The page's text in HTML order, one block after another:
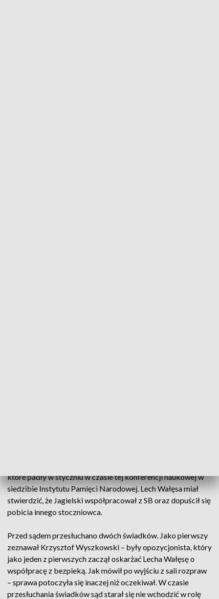
które padły w styczniu w czasie tej konferencji naukowej w
siedzibie Instytutu Pamięci Narodowej. Lech Wałęsa miał
stwierdzić, że Jagielski współpracował z SB oraz dopuścił się
pobicia innego stoczniowca.
Przed sądem przesłuchano dwóch świadków. Jako pierwszy
zeznawał Krzysztof Wyszkowski – były opozycjonista, który
jako jeden z pierwszych zaczął oskarżać Lecha Wałęsę o
współpracę z bezpieką. Jak mówił po wyjściu z sali rozpraw
– sprawa potoczyła się inaczej niż oczekiwał. W czasie
przesłuchania świadków sąd starał się nie wchodzić w rolę